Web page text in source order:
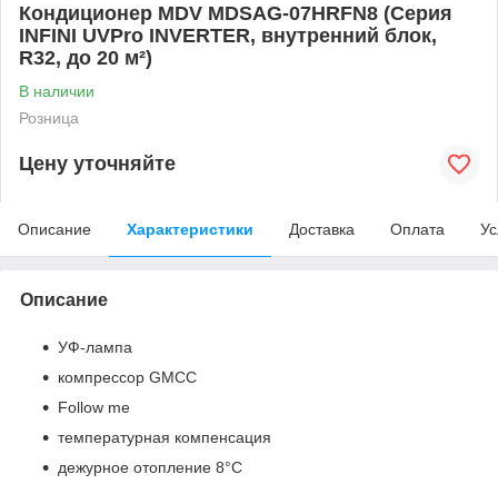
Кондиционер MDV MDSAG-07HRFN8 (Серия
INFINI UVPro INVERTER, внутренний блок,
R32, до 20 м²)
В наличии
Розница
Цену уточняйте
Описание Характеристики Доставка Оплата
Описание
УФ-лампа
компрессор GMCC
Follow me
температурная компенсация
дежурное отопление 8°С